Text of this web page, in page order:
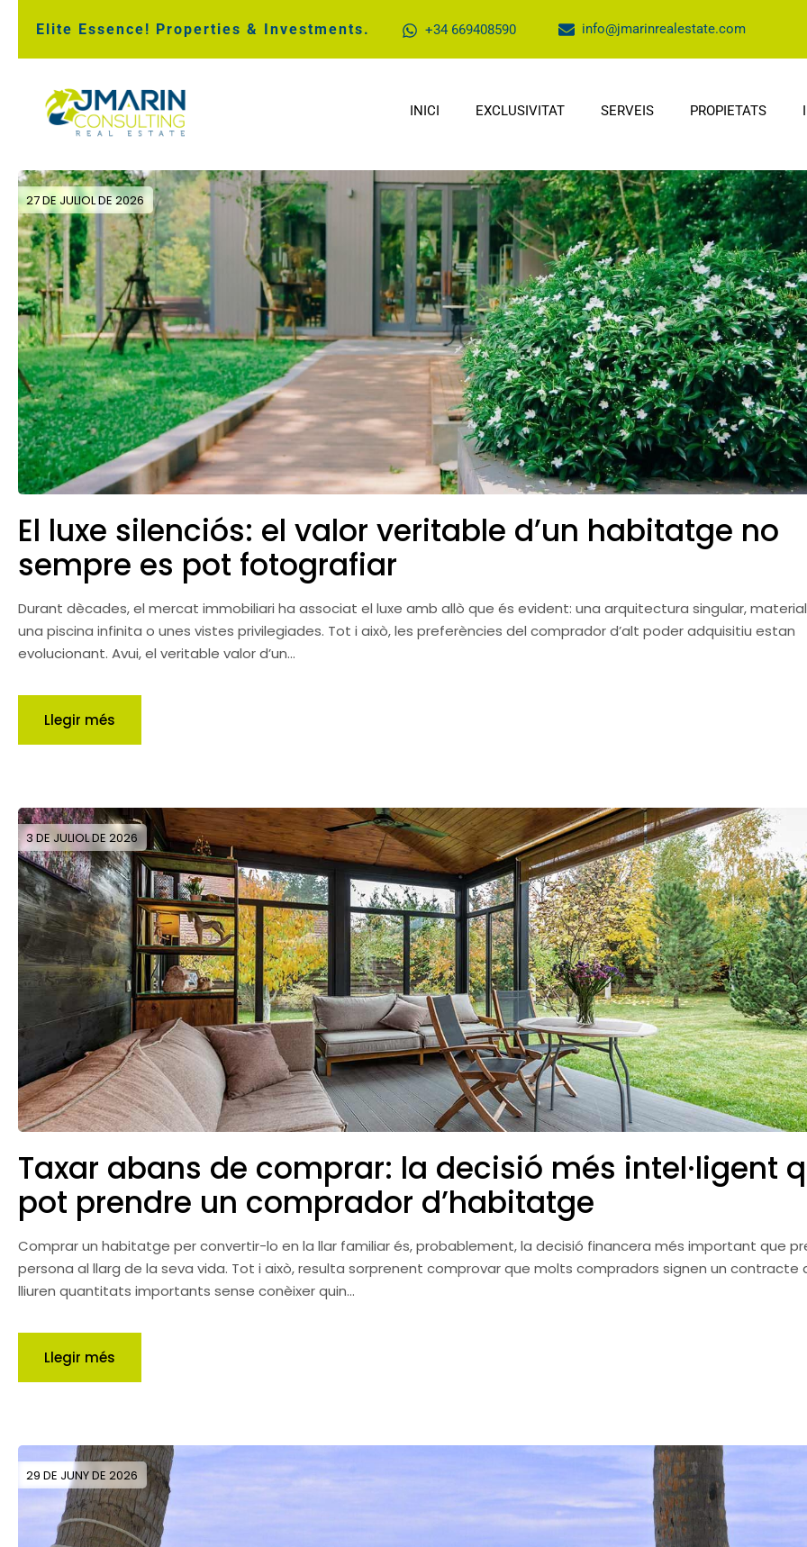
Elite Essence! Properties & Investments. +34 669408590 info@jmarinrealestate.com
INICI EXCLUSIVITAT SERVEIS PROPIETATS
27 DE JULIOL DE 2026
El luxe silenciós: el valor veritable d’un habitatge no
sempre es pot fotografiar
Durant dècades, el mercat immobiliari ha associat el luxe amb allò que és evident: una arquitectura singular,
una piscina infinita o unes vistes privilegiades. Tot i això, les preferències del comprador d’alt poder adquisitiu estan
evolucionant. Avui, el veritable valor d’un...
Llegir més
3 DE JULIOL DE 2026
Taxar abans de comprar: la decisió més intel·ligent
pot prendre un comprador d’habitatge
Comprar un habitatge per convertir-lo en la llar familiar és, probablement, la decisió financera més important que
persona al llarg de la seva vida. Tot i això, resulta sorprenent comprovar que molts compradors signen un contracte
lliuren quantitats importants sense conèixer quin...
Llegir més
29 DE JUNY DE 2026